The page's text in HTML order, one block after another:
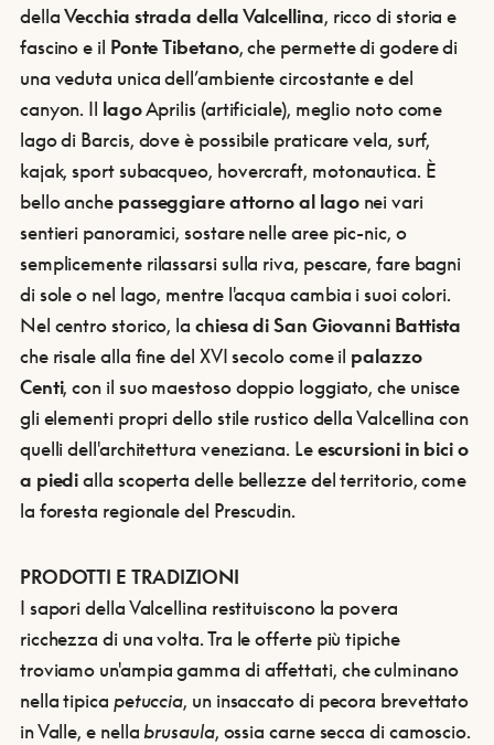
dellaVecchia strada della Valcellina, ricco di storia e
fascino e il Ponte Tibetano, che permette di godere di
una veduta unica dell’ambiente circostante e del
canyon. Il lagoAprilis (artificiale), meglio noto come
lago di Barcis, dove è possibile praticare vela, surf,
kajak, sport subacqueo, hovercraft, motonautica. È
bello anche passeggiare attorno al lagonei vari
sentieri panoramici, sostare nelle aree pic-nic, o
semplicemente rilassarsi sulla riva, pescare, fare bagni
di sole o nel lago, mentre l'acqua cambia i suoi colori.
Nel centro storico, la chiesa di San Giovanni Battista
che risale alla fine del XVI secolo come il palazzo
Centi, con il suo maestoso doppio loggiato, che unisce
gli elementi propri dello stile rustico della Valcellina con
quelli dell'architettura veneziana. Leescursioni in bici o
a piedialla scoperta delle bellezze del territorio, come
la foresta regionale del Prescudin.
PRODOTTI E TRADIZIONI
I sapori della Valcellina restituiscono la povera
ricchezza di una volta. Tra le offerte più tipiche
troviamo un'ampia gamma di affettati, che culminano
nella tipica petuccia, un insaccato di pecora brevettato
in Valle, e nella brusaula, ossia carne secca di camoscio.